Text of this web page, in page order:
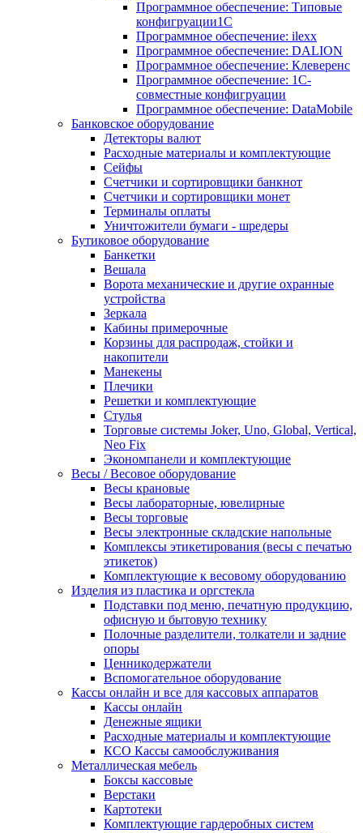
Программное обеспечение: Типовые
конфигруации1С
Программное обеспечение: ilexx
Программное обеспечение: DALION
Программное обеспечение: Клеверенс
Программное обеспечение: 1С-
совместные конфигруации
Программное обеспечение: DataMobile
Банковское оборудование
Детекторы валют
Расходные материалы и комплектующие
Сейфы
Счетчики и сортировщики банкнот
Счетчики и сортировщики монет
Терминалы оплаты
Уничтожители бумаги - шредеры
Бутиковое оборудование
Банкетки
Вешала
Ворота механические и другие охранные
устройства
Зеркала
Кабины примерочные
Корзины для распродаж, стойки и
накопители
Манекены
Плечики
Решетки и комплектующие
Стулья
Торговые системы Joker, Uno, Global, Vertical,
Neo Fix
Экономпанели и комплектующие
Весы / Весовое оборудование
Весы крановые
Весы лабораторные, ювелирные
Весы торговые
Весы электронные складские напольные
Комплексы этикетирования (весы с печатью
этикеток)
Комплектующие к весовому оборудованию
Изделия из пластика и оргстекла
Подставки под меню, печатную продукцию,
офисную и бытовую технику
Полочные разделители, толкатели и задние
опоры
Ценникодержатели
Вспомогательное оборудование
Кассы онлайн и все для кассовых аппаратов
Кассы онлайн
Денежные ящики
Расходные материалы и комплектующие
КСО Кассы самообслуживания
Металлическая мебель
Боксы кассовые
Верстаки
Картотеки
Комплектующие гардеробных систем